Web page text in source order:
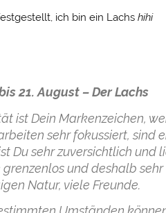
ich bin ein Lachshihi
21. August – Der Lachs
ist Dein Markenzeichen,
sehr fokussiert, sind
Du sehr zuversichtlich und
und deshalb
Natur, viele Freunde.